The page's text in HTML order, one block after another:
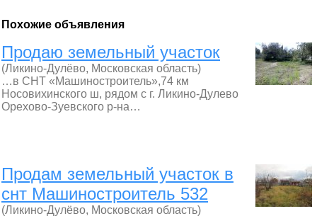
Похожие объявления
Продаю земельный участок
(Ликино-Дулёво, Московская область)
…в СНТ «Машиностроитель»,74 км
Носовихинского ш, рядом с г. Ликино-Дулево
Орехово-Зуевского р-на…
Продам земельный участок в
снт Машиностроитель 532
(Ликино-Дулёво, Московская область)